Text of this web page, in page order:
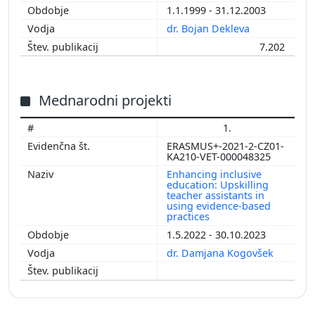
1.1.1999 - 31.12.2003
dr. Bojan Dekleva
7.202
Mednarodni projekti
1.
ERASMUS+-2021-2-CZ01-
KA210-VET-000048325
Enhancing inclusive
education: Upskilling
teacher assistants in
using evidence-based
practices
1.5.2022 - 30.10.2023
dr. Damjana Kogovšek